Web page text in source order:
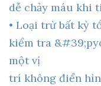
dễ chảy máu khi
• Loại trừ bất kỳ
kiểm tra
một vị
trí không điển